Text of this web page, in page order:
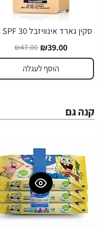
-17%
₪39.00
₪47.00
הוסף לעגלה
קנה גם